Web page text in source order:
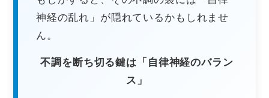
神経の乱れ」が隠れているかもしれませ
ん。
不調を断ち切る鍵は「自律神経のバラン
ス」